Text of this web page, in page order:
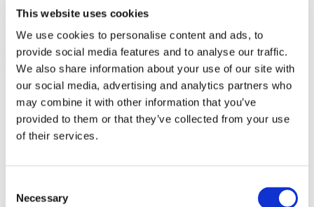
This website uses cookies
We use cookies to personalise content and ads, to
provide social media features and to analyse our traffic.
We also share information about your use of our site with
our social media, advertising and analytics partners who
may combine it with other information that you’ve
provided to them or that they’ve collected from your use
of their services.
Selection
Necessary